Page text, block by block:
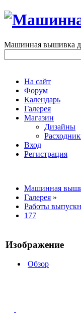
Машинная вышивка
На сайт
Форум
Календарь
Галерея
Магазин
Дизайны
Вход
Регистрация
Машинная
Галерея »
Работы
177
Изображение
Обзор